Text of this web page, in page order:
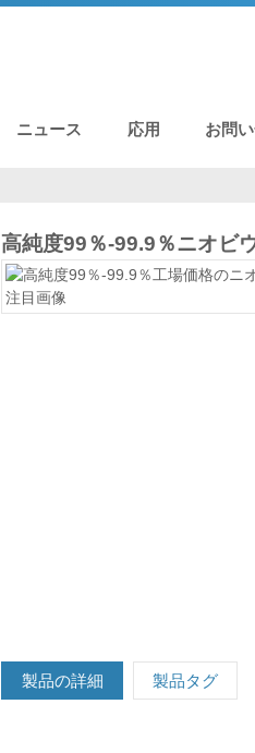
ニュース 応用 お問
高純度99％-99.9％ニオビ
製品の詳細 製品タグ